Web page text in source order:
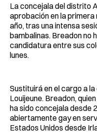
La concejala del distrito
aprobación en la
año, tras una intensa
bambalinas. Breadon no
candidatura entre sus
lunes.
Sustituirá en el cargo a
Louijeune. Breadon,
ha sido concejala desde
abiertamente gay en
Estados Unidos desde